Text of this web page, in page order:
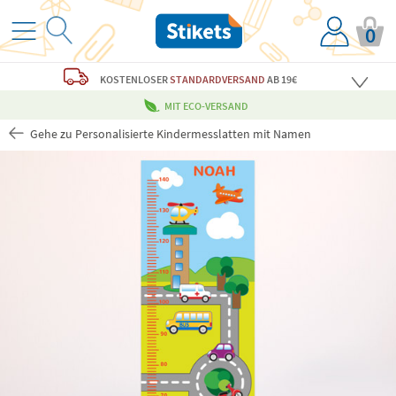
0
KOSTENLOSERSTANDARDVERSAND AB 19€
MIT ECO-VERSAND
Gehe zu Personalisierte Kindermesslatten mit Namen